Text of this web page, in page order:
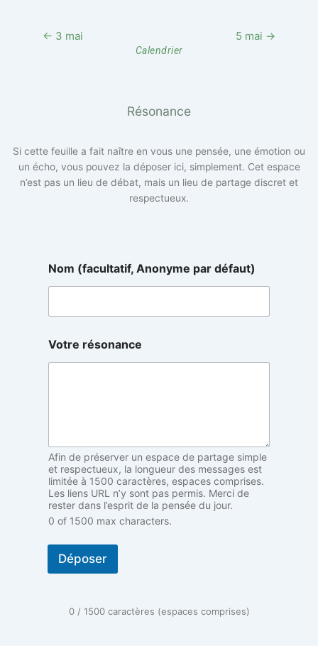
← 3 mai 5 mai →
Calendrier
Résonance
Si cette feuille a fait naître en vous une pensée, une émotion ou
un écho, vous pouvez la déposer ici, simplement. Cet espace
n’est pas un lieu de débat, mais un lieu de partage discret et
respectueux.
é
s
n
c
e
m
e
r
é
s
o
n
Nom (facultatif, Anonyme par défaut)
Votre résonance
Afin de préserver un espace de partage simple
et respectueux, la longueur des messages est
limitée à 1500 caractères, espaces comprises.
Les liens URL n’y sont pas permis. Merci de
rester dans l’esprit de la pensée du jour.
0 of 1500 max characters.
Déposer
0 / 1500 caractères (espaces comprises)